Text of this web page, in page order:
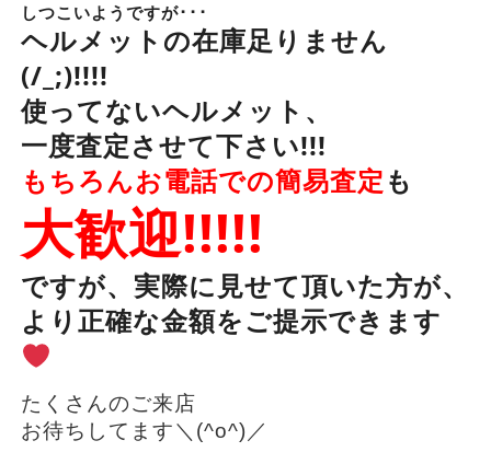
しつこいようですが･･･
ヘルメットの在庫足りません
(/_;)!!!!
使ってないヘルメット、
一度査定させて下さい!!!
もちろんお電話での簡易査定も
大歓迎!!!!!
ですが、実際に見せて頂いた方が、
より正確な金額をご提示できます
たくさんのご来店
お待ちしてます＼(^o^)／